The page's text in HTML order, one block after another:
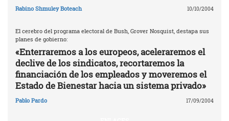
Rabino Shmuley Boteach 10/10/2004
El cerebro del programa electoral de Bush, Grover Nosquist, destapa sus
planes de gobierno:
«Enterraremos a los europeos, aceleraremos el
declive de los sindicatos, recortaremos la
financiación de los empleados y moveremos el
Estado de Bienestar hacia un sistema privado»
Pablo Pardo 17/09/2004